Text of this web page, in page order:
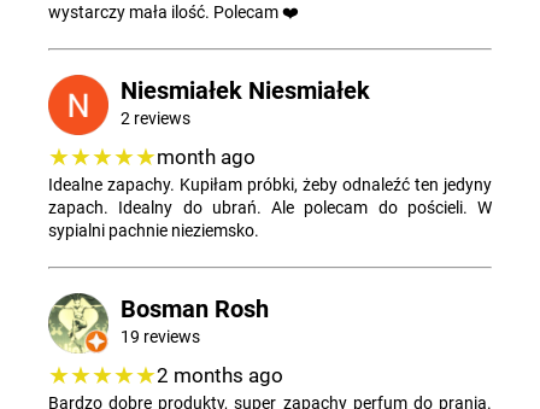
wystarczy mała ilość. Polecam ❤️
Niesmiałek Niesmiałek
2 reviews
★★★★★month ago
Idealne zapachy. Kupiłam próbki, żeby odnaleźć ten jedyny
zapach. Idealny do ubrań. Ale polecam do pościeli. W
sypialni pachnie nieziemsko.
Bosman Rosh
19 reviews
★★★★★2 months ago
Bardzo dobre produkty, super zapachy perfum do prania.